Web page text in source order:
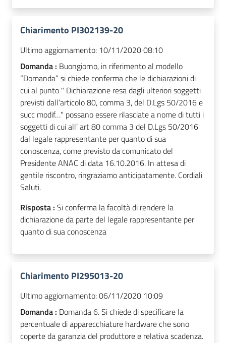
Chiarimento PI302139-20
Ultimo aggiornamento: 10/11/2020 08:10
Domanda : Buongiorno, in riferimento al modello
“Domanda” si chiede conferma che le dichiarazioni di
cui al punto " Dichiarazione resa dagli ulteriori soggetti
previsti dall’articolo 80, comma 3, del D.Lgs 50/2016 e
succ modif…" possano essere rilasciate a nome di tutti i
soggetti di cui all’ art 80 comma 3 del D.Lgs 50/2016
dal legale rappresentante per quanto di sua
conoscenza, come previsto da comunicato del
Presidente ANAC di data 16.10.2016. In attesa di
gentile riscontro, ringraziamo anticipatamente. Cordiali
Saluti.
Risposta : Si conferma la facoltà di rendere la
dichiarazione da parte del legale rappresentante per
quanto di sua conoscenza
Chiarimento PI295013-20
Ultimo aggiornamento:06/11/2020 10:09
Domanda : Domanda 6. Si chiede di specificare la
percentuale di apparecchiature hardware che sono
coperte da garanzia del produttore e relativa scadenza.